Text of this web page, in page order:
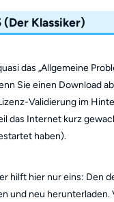
(Der Klassiker)
das „Allgemeine
Sie einen Download
Validierung im
das Internet kurz
haben).
hilft hier nur eins: Den
und neu herunterladen.